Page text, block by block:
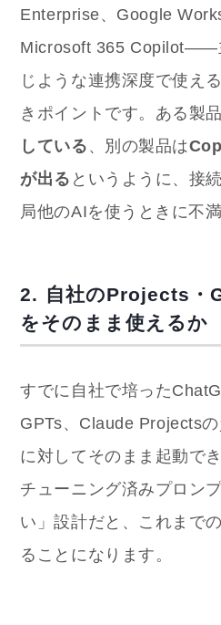
Enterprise、Google
Microsoft 365 Copilot——
じような連携深度で使え
きポイントです。ある製
している 、別の製品は
が出る というように、接
局他のAIを使うときに不
2. 自社のProjects・
をそのまま使えるか
すでに自社で培った
GPTs、Claude Projects
に対してそのまま起動で
チューニング済みプロン
い」設計だと、これまで
ることになります。